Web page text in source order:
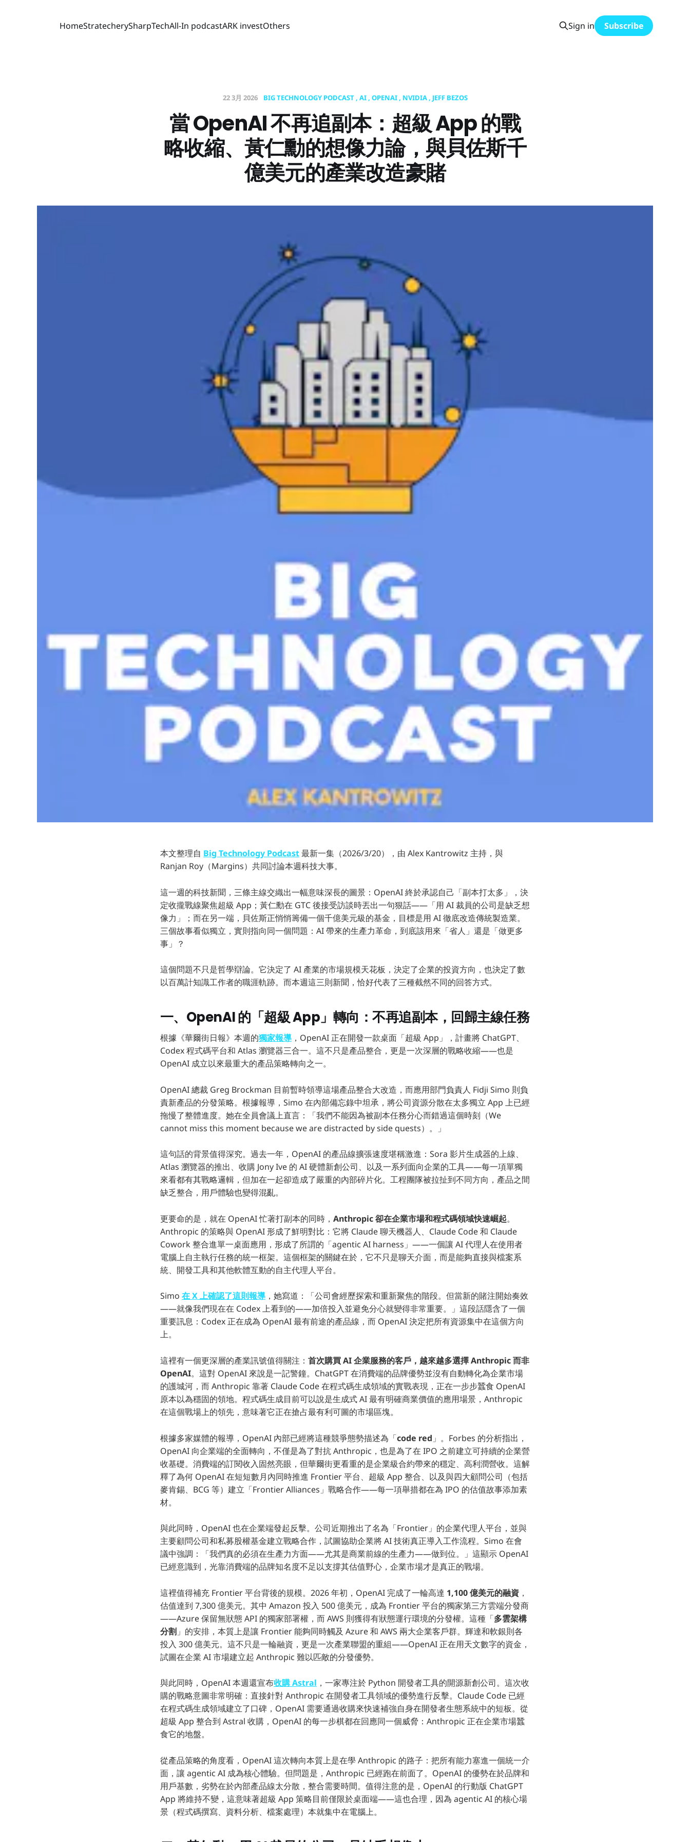
HomeStratecherySharpTechAll-In podcastARK investOthers Sign in Subscribe
22 3月 2026 BIG TECHNOLOGY PODCAST AI OPENAI NVIDIA JEFF BEZOS
當 OpenAI 不再追副本：超級 App 的戰
略收縮、黃仁勳的想像力論，與貝佐斯千
億美元的產業改造豪賭
本文整理自 Big Technology Podcast最新一集（2026/3/20），由 Alex Kantrowitz 主持，與
Ranjan Roy（Margins）共同討論本週科技大事。
這一週的科技新聞，三條主線交織出一幅意味深長的圖景：OpenAI 終於承認自己「副本打太多」，決
定收攏戰線聚焦超級 App；黃仁勳在 GTC 後接受訪談時丟出一句狠話——「用 AI 裁員的公司是缺乏想
像力」；而在另一端，貝佐斯正悄悄籌備一個千億美元級的基金，目標是用 AI 徹底改造傳統製造業。
三個故事看似獨立，實則指向同一個問題：AI 帶來的生產力革命，到底該用來「省人」還是「做更多
事」？
這個問題不只是哲學辯論。它決定了 AI 產業的市場規模天花板，決定了企業的投資方向，也決定了數
以百萬計知識工作者的職涯軌跡。而本週這三則新聞，恰好代表了三種截然不同的回答方式。
一、OpenAI 的「超級 App」轉向：不再追副本，回歸主線任務
根據《華爾街日報》本週的獨家報導 ，OpenAI 正在開發一款桌面「超級 App」，計畫將 ChatGPT、
Codex 程式碼平台和 Atlas 瀏覽器三合一。這不只是產品整合，更是一次深層的戰略收縮——也是
OpenAI 成立以來最重大的產品策略轉向之一。
OpenAI 總裁 Greg Brockman 目前暫時領導這場產品整合大改造，而應用部門負責人 Fidji Simo 則負
責新產品的分發策略。根據報導，Simo 在內部備忘錄中坦承，將公司資源分散在太多獨立 App 上已經
拖慢了整體進度。她在全員會議上直言：「我們不能因為被副本任務分心而錯過這個時刻（We
cannot miss this moment because we are distracted by side quests）。」
這句話的背景值得深究。過去一年，OpenAI 的產品線擴張速度堪稱激進：Sora 影片生成器的上線、
Atlas 瀏覽器的推出、收購 Jony Ive 的 AI 硬體新創公司、以及一系列面向企業的工具——每一項單獨
來看都有其戰略邏輯，但加在一起卻造成了嚴重的內部碎片化。工程團隊被拉扯到不同方向，產品之間
缺乏整合，用戶體驗也變得混亂。
更要命的是，就在 OpenAI 忙著打副本的同時， Anthropic 卻在企業市場和程式碼領域快速崛起。
Anthropic 的策略與 OpenAI 形成了鮮明對比：它將 Claude 聊天機器人、Claude Code 和 Claude
Cowork 整合進單一桌面應用，形成了所謂的「agentic AI harness」——一個讓 AI 代理人在使用者
電腦上自主執行任務的統一框架。這個框架的關鍵在於，它不只是聊天介面，而是能夠直接與檔案系
統、開發工具和其他軟體互動的自主代理人平台。
Simo 在 X 上確認了這則報導 ，她寫道：「公司會經歷探索和重新聚焦的階段。但當新的賭注開始奏效
——就像我們現在在 Codex 上看到的——加倍投入並避免分心就變得非常重要。」這段話隱含了一個
重要訊息：Codex 正在成為 OpenAI 最有前途的產品線，而 OpenAI 決定把所有資源集中在這個方向
上。
這裡有一個更深層的產業訊號值得關注： 首次購買 AI 企業服務的客戶，越來越多選擇 Anthropic 而非
OpenAI。這對 OpenAI 來說是一記警鐘。ChatGPT 在消費端的品牌優勢並沒有自動轉化為企業市場
的護城河，而 Anthropic 靠著 Claude Code 在程式碼生成領域的實戰表現，正在一步步蠶食 OpenAI
原本以為穩固的領地。程式碼生成目前可以說是生成式 AI 最有明確商業價值的應用場景，Anthropic
在這個戰場上的領先，意味著它正在搶占最有利可圖的市場區塊。
根據多家媒體的報導，OpenAI 內部已經將這種競爭態勢描述為「code red 」。Forbes 的分析指出，
OpenAI 向企業端的全面轉向，不僅是為了對抗 Anthropic，也是為了在 IPO 之前建立可持續的企業營
收基礎。消費端的訂閱收入固然亮眼，但華爾街更看重的是企業級合約帶來的穩定、高利潤營收。這解
釋了為何 OpenAI 在短短數月內同時推進 Frontier 平台、超級 App 整合、以及與四大顧問公司（包括
麥肯錫、BCG 等）建立「Frontier Alliances」戰略合作——每一項舉措都在為 IPO 的估值故事添加素
材。
與此同時，OpenAI 也在企業端發起反擊。公司近期推出了名為「Frontier」的企業代理人平台，並與
主要顧問公司和私募股權基金建立戰略合作，試圖協助企業將 AI 技術真正導入工作流程。Simo 在會
議中強調：「我們真的必須在生產力方面——尤其是商業前線的生產力——做到位。」這顯示 OpenAI
已經意識到，光靠消費端的品牌知名度不足以支撐其估值野心，企業市場才是真正的戰場。
這裡值得補充 Frontier 平台背後的規模。2026 年初，OpenAI 完成了一輪高達 1,100 億美元的融資 ，
估值達到 7,300 億美元。其中 Amazon 投入 500 億美元，成為 Frontier 平台的獨家第三方雲端分發商
——Azure 保留無狀態 API 的獨家部署權，而 AWS 則獲得有狀態運行環境的分發權。這種「多雲架構
分割 」的安排，本質上是讓 Frontier 能夠同時觸及 Azure 和 AWS 兩大企業客戶群。輝達和軟銀則各
投入 300 億美元。這不只是一輪融資，更是一次產業聯盟的重組——OpenAI 正在用天文數字的資金，
試圖在企業 AI 市場建立起 Anthropic 難以匹敵的分發優勢。
與此同時，OpenAI 本週還宣布收購 Astral ，一家專注於 Python 開發者工具的開源新創公司。這次收
購的戰略意圖非常明確：直接針對 Anthropic 在開發者工具領域的優勢進行反擊。Claude Code 已經
在程式碼生成領域建立了口碑，OpenAI 需要通過收購來快速補強自身在開發者生態系統中的短板。從
超級 App 整合到 Astral 收購，OpenAI 的每一步棋都在回應同一個威脅：Anthropic 正在企業市場蠶
食它的地盤。
從產品策略的角度看，OpenAI 這次轉向本質上是在學 Anthropic 的路子：把所有能力塞進一個統一介
面，讓 agentic AI 成為核心體驗。但問題是，Anthropic 已經跑在前面了。OpenAI 的優勢在於品牌和
用戶基數，劣勢在於內部產品線太分散，整合需要時間。值得注意的是，OpenAI 的行動版 ChatGPT
App 將維持不變，這意味著超級 App 策略目前僅限於桌面端——這也合理，因為 agentic AI 的核心場
景（程式碼撰寫、資料分析、檔案處理）本就集中在電腦上。